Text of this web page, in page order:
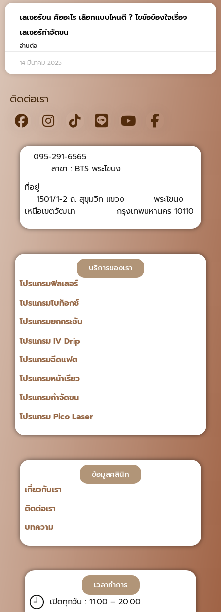
เลเซอร์ขน คืออะไร เลือกแบบไหนดี ? ไขข้อข้องใจเรื่อง
เลเซอร์กําจัดขน
อ่านต่อ
14 มีนาคม 2025
ติดต่อเรา
095-291-6565
สาขา : BTS พระโขนง
ที่อยู่
1501/1-2 ถ. สุขุมวิท แขวง พระโขนง
เหนือเขตวัฒนา กรุงเทพมหานคร 10110
บริการของเรา
โปรแกรมฟิลเลอร์
โปรแกรมโบท็อกซ์
โปรแกรมยกกระชับ
โปรแกรม IV Drip
โปรแกรมฉีดแฟต
โปรแกรมหน้าเรียว
โปรแกรมกำจัดขน
โปรแกรม Pico Laser
ข้อมูลคลินิก
เกี่ยวกับเรา
ติดต่อเรา
บทความ
เวลาทำการ
เปิดทุกวัน : 11.00 – 20.00